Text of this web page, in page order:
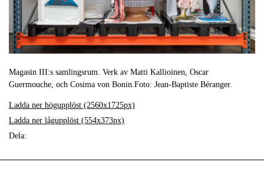
Magasin III:s samlingsrum. Verk av Matti Kallioinen, Oscar
Guermouche, och Cosima von Bonin.Foto: Jean-Baptiste Béranger.
Ladda ner högupplöst (2560x1725px)
Ladda ner lågupplöst (554x373px)
Dela: